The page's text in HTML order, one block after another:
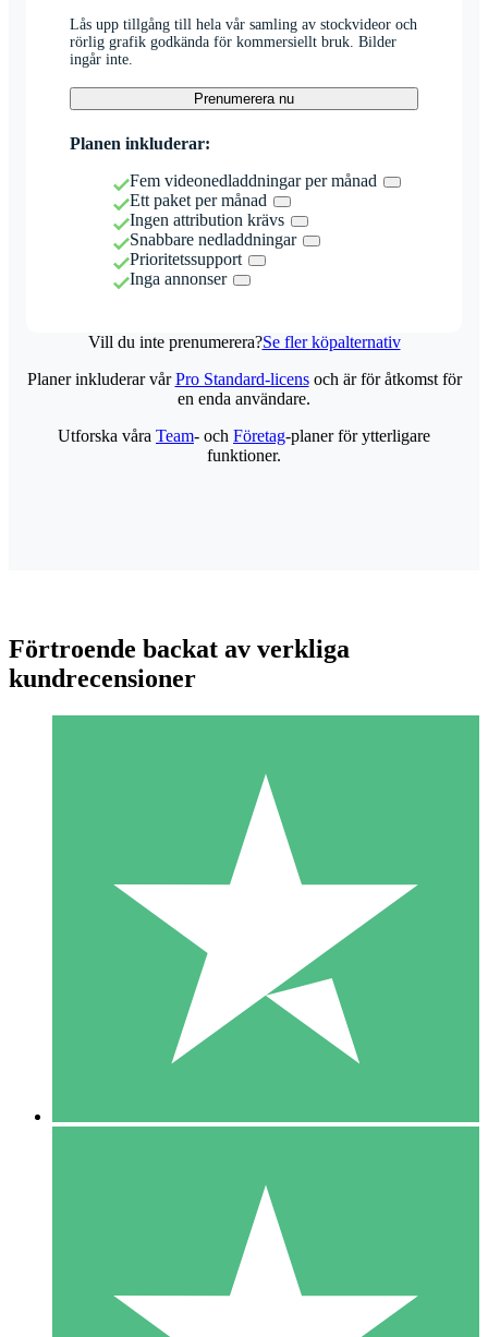
Lås upp tillgång till hela vår samling av stockvideor och
rörlig grafik godkända för kommersiellt bruk. Bilder
ingår inte.
Prenumerera nu
Planen inkluderar:
Fem videonedladdningar per månad
Ett paket per månad
Ingen attribution krävs
Snabbare nedladdningar
Prioritetssupport
Inga annonser
Vill du inte prenumerera?Se fler köpalternativ
Individuella Kreditpaket
Betala per användning med nedladdningskrediter. Inget
1 Nedladdningar
10 00
10 Nedladdningar
20 00
Planer inkluderar vårPro Standard-licensoch är för åtkomst för
en enda användare.
Utforska våra Team- och Företag-planer för ytterligare
funktioner.
Förtroende backat av verkliga
kundrecensioner